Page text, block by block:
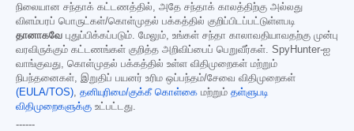
நிலையான சந்தாக் கட்டணத்தில், அதே சந்தாக் காலத்திற்கு அல்லது
விளம்பரப் பொருட்கள்/கொள்முதல் பக்கத்தில் குறிப்பிடப்பட்டுள்ளபடி
தானாகவே புதுப்பிக்கப்படும். மேலும், உங்கள் சந்தா காலாவதியாவதற்கு முன்பு
வரவிருக்கும் கட்டணங்கள் குறித்த அறிவிப்பைப் பெறுவீர்கள். SpyHunter-ஐ
வாங்குவது, கொள்முதல் பக்கத்தில் உள்ள விதிமுறைகள் மற்றும்
நிபந்தனைகள், இறுதிப் பயனர் உரிம ஒப்பந்தம்/சேவை விதிமுறைகள்
(EULA/TOS) தனியுரிமை/குக்கீ கொள்கை மற்றும் தள்ளுபடி
விதிமுறைகளுக்கு உட்பட்டது.
------